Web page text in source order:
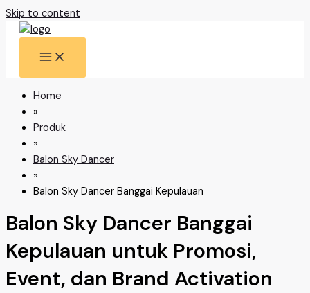
Skip to content
Home
»
Produk
»
Balon Sky Dancer
»
Balon Sky Dancer Banggai Kepulauan
Balon Sky Dancer Banggai
Kepulauan untuk Promosi,
Event, dan Brand Activation